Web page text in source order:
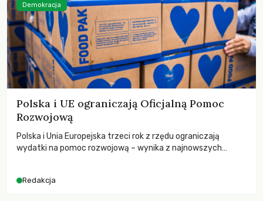
Polska i UE ograniczają Oficjalną Pomoc
Rozwojową
Polska i Unia Europejska trzeci rok z rzędu ograniczają
wydatki na pomoc rozwojową – wynika z najnowszych
odnotowano największe tąpnięcie ODA w historii. Jakie będą
Redakcja
Demokracja